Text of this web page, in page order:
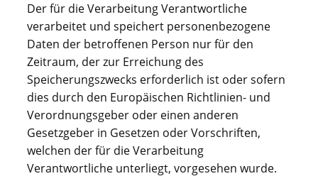
Der für die Verarbeitung Verantwortliche
verarbeitet und speichert personenbezogene
Daten der betroffenen Person nur für den
Zeitraum, der zur Erreichung des
Speicherungszwecks erforderlich ist oder sofern
dies durch den Europäischen Richtlinien- und
Verordnungsgeber oder einen anderen
Gesetzgeber in Gesetzen oder Vorschriften,
welchen der für die Verarbeitung
Verantwortliche unterliegt, vorgesehen wurde.